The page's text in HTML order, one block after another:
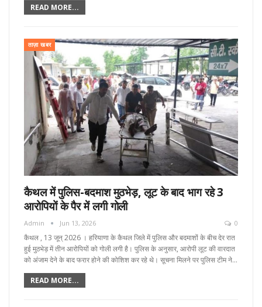
READ MORE...
ताज़ा खबर
कैथल में पुलिस-बदमाश मुठभेड़, लूट के बाद भाग रहे 3
आरोपियों के पैर में लगी गोली
Admin Jun 13, 2026 0
कैथल , 13 जून्‌ 2026 । हरियाणा के कैथल जिले में पुलिस और बदमाशों के बीच देर रात
हुई मुठभेड़ में तीन आरोपियों को गोली लगी है। पुलिस के अनुसार, आरोपी लूट की वारदात
को अंजाम देने के बाद फरार होने की कोशिश कर रहे थे। सूचना मिलने पर पुलिस टीम ने…
READ MORE...